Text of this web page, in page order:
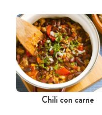
Chili con carne